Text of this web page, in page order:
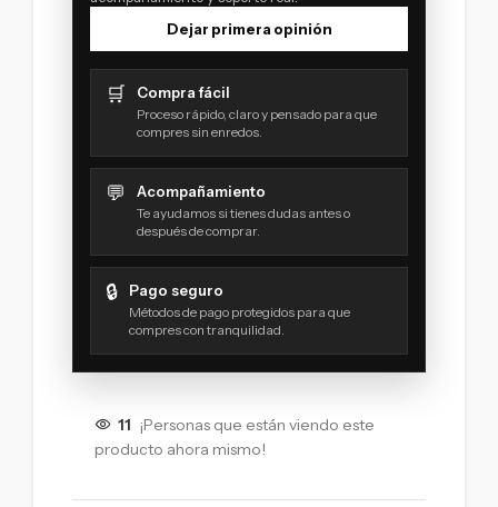
Dejar primera opinión
🛒 Compra fácil
Proceso rápido, claro y pensado para que
compres sin enredos.
💬 Acompañamiento
Te ayudamos si tienes dudas antes o
después de comprar.
🔒 Pago seguro
Métodos de pago protegidos para que
compres con tranquilidad.
11 ¡Personas que están viendo este
producto ahora mismo!